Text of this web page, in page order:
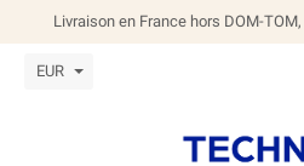
Livraison en France hors DOM-TOM,
EUR